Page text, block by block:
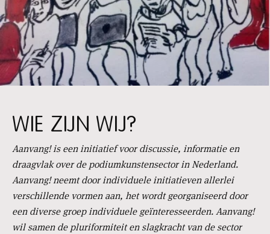
WIE ZIJN WIJ?
Aanvang! is een initiatief voor discussie, informatie en
draagvlak over de podiumkunstensector in Nederland.
Aanvang! neemt door individuele initiatieven allerlei
verschillende vormen aan, het wordt georganiseerd door
een diverse groep individuele geïnteresseerden. Aanvang!
wil samen de pluriformiteit en slagkracht van de sector